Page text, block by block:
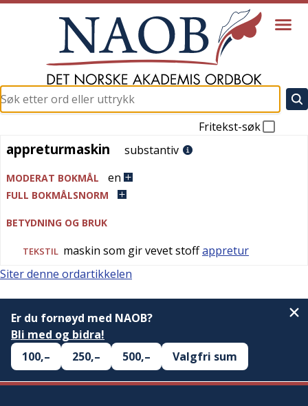
Fritekst-søk
appreturmaskin
appreturmaskin substantiv
MODERAT BOKMÅL en
FULL BOKMÅLSNORM
BETYDNING OG BRUK
TEKSTIL maskin som gir vevet stoffappretur
Siter denne ordartikkelen
Er du fornøyd med NAOB?
Bli med og bidra!
100,–
250,– 500,– Valgfri sum